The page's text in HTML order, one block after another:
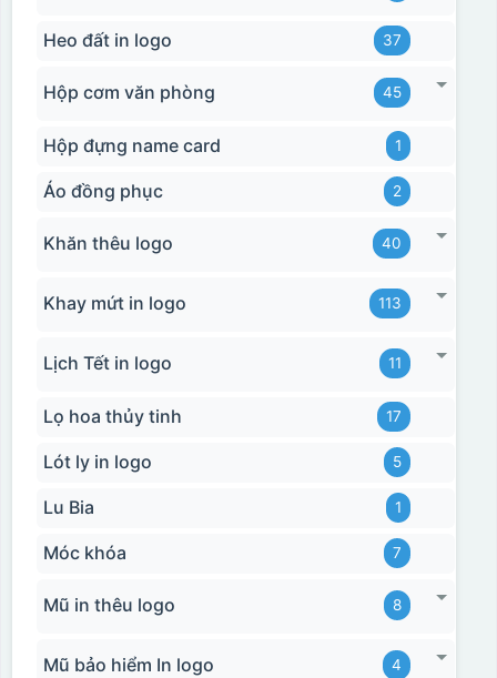
Heo đất in logo 37
Hộp cơm văn phòng 45
Hộp đựng name card 1
Áo đồng phục 2
Khăn thêu logo 40
Khay mứt in logo 113
Lịch Tết in logo 11
Lọ hoa thủy tinh 17
Lót ly in logo 5
Lu Bia 1
Móc khóa 7
Mũ in thêu logo 8
Mũ bảo hiểm In logo 4